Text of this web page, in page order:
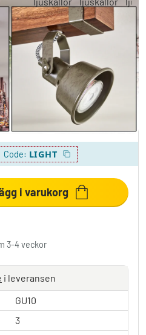
Grått, Grön, 3-
1 427,95 kr
,Fri frakt
Code: LIGHT
i varukorg
3-4 veckor
i leveransen
GU10
3